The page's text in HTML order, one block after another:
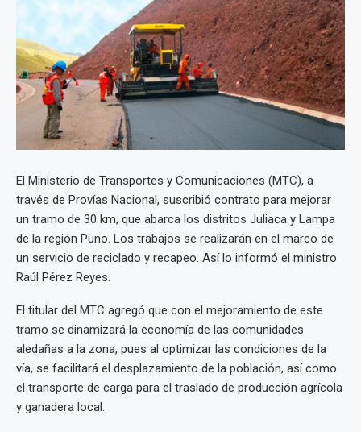
El Ministerio de Transportes y Comunicaciones (MTC), a
través de Provías Nacional, suscribió contrato para mejorar
un tramo de 30 km, que abarca los distritos Juliaca y Lampa
de la región Puno. Los trabajos se realizarán en el marco de
un servicio de reciclado y recapeo. Así lo informó el ministro
Raúl Pérez Reyes.
El titular del MTC agregó que con el mejoramiento de este
tramo se dinamizará la economía de las comunidades
aledañas a la zona, pues al optimizar las condiciones de la
vía, se facilitará el desplazamiento de la población, así como
el transporte de carga para el traslado de producción agrícola
y ganadera local.